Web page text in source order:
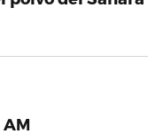
AM